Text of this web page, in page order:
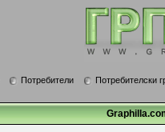
Потребители
Потребителски